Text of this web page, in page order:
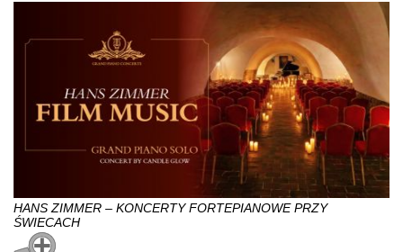
HANS ZIMMER – KONCERTY FORTEPIANOWE PRZY
ŚWIECACH